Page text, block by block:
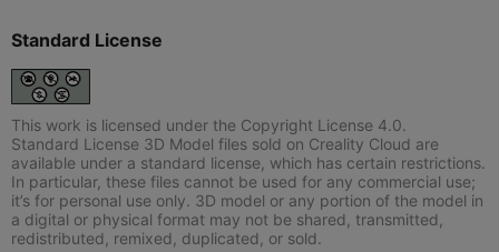
Standard License
This work is licensed under the Copyright License 4.0.
Standard License 3D Model files sold on Creality Cloud are
available under a standard license, which has certain restrictions.
In particular, these files cannot be used for any commercial use;
it’s for personal use only. 3D model or any portion of the model in
a digital or physical format may not be shared, transmitted,
redistributed, remixed, duplicated, or sold.